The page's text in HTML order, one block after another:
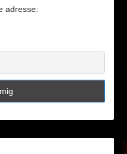
adresse: